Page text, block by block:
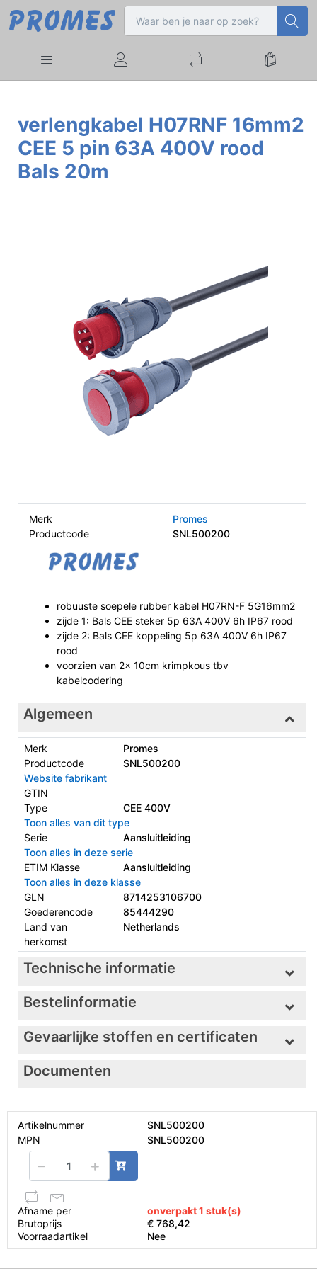
verlengkabel H07RNF 16mm2
CEE 5 pin 63A 400V rood
Bals 20m
Merk
Promes
Productcode
SNL500200
robuuste soepele rubber kabel H07RN-F 5G16mm2
zijde 1: Bals CEE steker 5p 63A 400V 6h IP67 rood
zijde 2: Bals CEE koppeling 5p 63A 400V 6h IP67
rood
voorzien van 2x 10cm krimpkous tbv
kabelcodering
Algemeen
Merk
Promes
Productcode
SNL500200
Website fabrikant
GTIN
Type
CEE 400V
Toon alles van dit type
Serie
Aansluitleiding
Toon alles in deze serie
ETIM Klasse
Aansluitleiding
Toon alles in deze klasse
GLN
8714253106700
Goederencode
85444290
Land van
herkomst
Netherlands
Technische informatie
Bestelinformatie
Gevaarlijke stoffen en certificaten
Documenten
Artikelnummer
SNL500200
MPN
SNL500200
Afname per
onverpakt 1 stuk(s)
Brutoprijs
€ 768,42
Voorraadartikel
Nee